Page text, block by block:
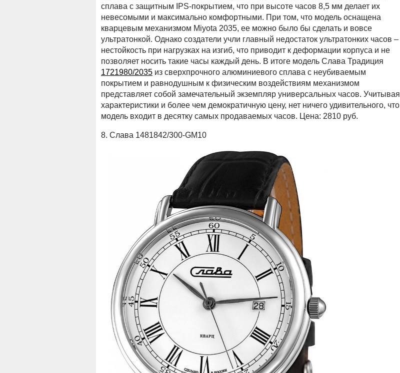
сплава с защитным IPS-покрытием, что при высоте часов 8,5 мм делает их
невесомыми и максимально комфортными. При том, что модель оснащена
кварцевым механизмом Miyota 2035, ее можно было бы сделать и вовсе
ультратонкой. Однако создатели учли главный недостаток ультратонких часов –
нестойкость при нагрузках на изгиб, что приводит к деформации корпуса и не
позволяет носить такие часы каждый день. В итоге модель Слава Традиция
1721980/2035 из сверхпрочного алюминиевого сплава с неубиваемым
покрытием и равнодушным к физическим воздействиям механизмом
представляет собой замечательный экземпляр универсальных часов. Учитывая
характеристики и более чем демократичную цену, нет ничего удивительного, что
модель входит в десятку самых продаваемых часов. Цена: 2810 руб.
8. Слава 1481842/300-GM10